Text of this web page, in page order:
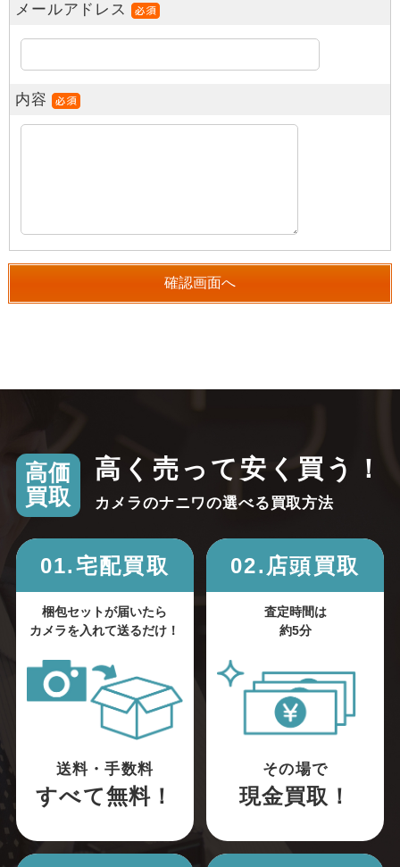
メールアドレス
内容
高価
買取
高く売って安く買う！
カメラのナニワの選べる買取方法
01.宅配買取
梱包セットが届いたら
カメラを入れて送るだけ！
送料・手数料
すべて無料！
02.店頭買取
査定時間は
約5分
その場で
現金買取！